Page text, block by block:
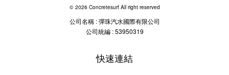
© 2026 Concretesurf All right reserved
公司名稱 : 彈珠汽水國際有限公司
公司統編 : 53950319
快速連結